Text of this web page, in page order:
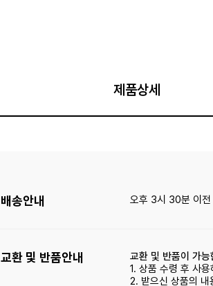
제품상세
배송안내 오후 3시 30분 이전
교환 및 반품안내
교환 및 반품이 가능
1. 상품 수령 후 사
2. 받으신 상품의 내